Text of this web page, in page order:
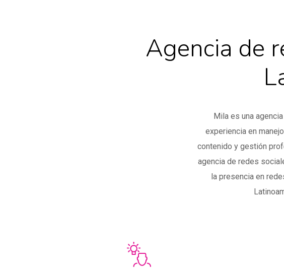
Agencia de
Mila es una
experiencia en
contenido y gestión
agencia de redes
la presencia en